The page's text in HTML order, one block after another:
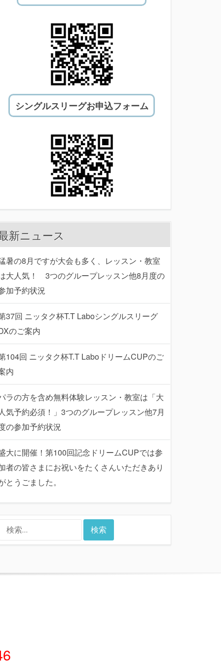
シングルスリーグお申込フォーム
新ニュース
暑の8月ですが大会も多く、レッスン・教室
大人気！ 3つのグループレッスン他8月度の
加予約状況
37回 ニッタク杯T.T Laboシングルスリーグ
のご案内
104回 ニッタク杯T.T LaboドリームCUPのご
内
ラの方を含め無料体験レッスン・教室は「大
気予約必須！」3つのグループレッスン他7月
の参加予約状況
大に開催！第100回記念ドリームCUPでは参
者の皆さまにお祝いをたくさんいただきあり
とうごました。
: